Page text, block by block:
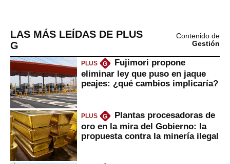
LAS MÁS LEÍDAS DE PLUS
G
Contenido de
Gestión
PLUS G
Fujimori propone
eliminar ley que puso en jaque
peajes: ¿qué cambios implicaría?
PLUS G
Plantas procesadoras de
oro en la mira del Gobierno: la
propuesta contra la minería ilegal